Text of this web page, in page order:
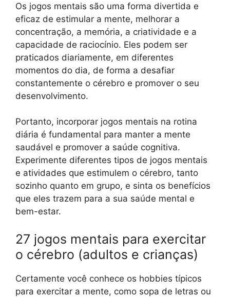
Os jogos mentais são uma forma divertida e
eficaz de estimular a mente, melhorar a
concentração, a memória, a criatividade e a
capacidade de raciocínio. Eles podem ser
praticados diariamente, em diferentes
momentos do dia, de forma a desafiar
constantemente o cérebro e promover o seu
desenvolvimento.
Portanto, incorporar jogos mentais na rotina
diária é fundamental para manter a mente
saudável e promover a saúde cognitiva.
Experimente diferentes tipos de jogos mentais
e atividades que estimulem o cérebro, tanto
sozinho quanto em grupo, e sinta os benefícios
que eles trazem para a sua saúde mental e
bem-estar.
27 jogos mentais para exercitar
o cérebro (adultos e crianças)
Certamente você conhece os hobbies típicos
para exercitar a mente, como sopa de letras ou